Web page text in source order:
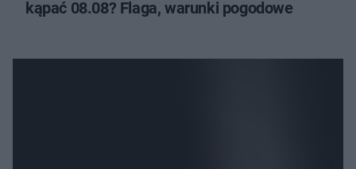
kąpać 08.08? Flaga, warunki pogodowe